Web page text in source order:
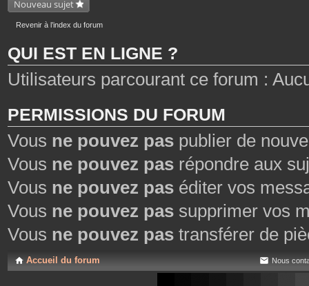
Nouveau sujet
Revenir à l’index du forum
QUI EST EN LIGNE ?
Utilisateurs parcourant ce forum :
PERMISSIONS DU FORUM
Vous ne pouvez pas publier de
Vous ne pouvez pas répondre aux
Vous ne pouvez pas éditer vos
Vous ne pouvez pas supprimer vos
Vous ne pouvez pas transférer de
Accueil du forum Nous